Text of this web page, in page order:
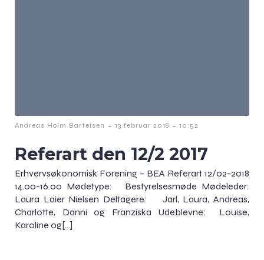
Andreas Holm Bartelsen - 13 februar 2018 - 10:52
Referart den 12/2 2017
Erhvervsøkonomisk Forening – BEA Referart 12/02-2018
14.00-16.00 Mødetype: Bestyrelsesmøde Mødeleder:
Laura Laier Nielsen Deltagere: Jarl, Laura, Andreas,
Charlotte, Danni og Franziska Udeblevne: Louise,
Karoline og[…]